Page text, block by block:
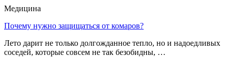
Медицина
Почему нужно защищаться от комаров?
Лето дарит не только долгожданное тепло, но и надоедливых
соседей, которые совсем не так безобидны, …